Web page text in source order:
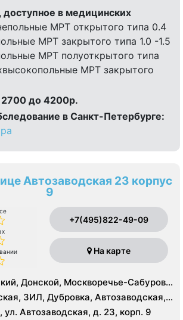
в медицинских
МРТ открытого типа 0.4
МРТ закрытого типа 1.0 -1.5
МРТ полуоткрытого типа
МРТ закрытого
2700 до 4200р.
в Санкт-Петербурге:
Автозаводская 23 корпус
9
+7(495)822-49-09
На карте
Донской, Москворечье-Сабурово,
Нагатинский Затон, Нагорный
ЗИЛ, Дубровка, Автозаводская,
Тульская, Угрешская
ул. Автозаводская, д. 23, корп. 9